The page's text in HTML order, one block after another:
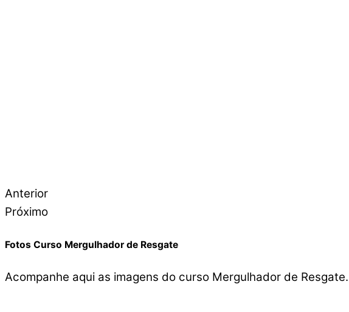
Anterior
Próximo
Fotos Curso Mergulhador de Resgate
Acompanhe aqui as imagens do curso Mergulhador de Resgate.